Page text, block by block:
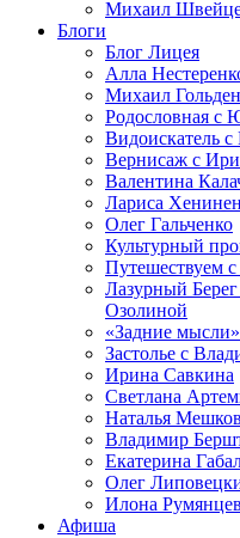
Михаил
Блоги
Блог Лицея
Алла
Михаил
Родословная с
Видоискатель
Вернисаж с
Валентина
Лариса Хенинен
Олег Гальченко
Культурный
Путешествуем
Лазурный
Озолиной
«Задние
Застолье с
Ирина Савкина
Светлана
Наталья
Владимир
Екатерина
Олег
Илона
Афиша